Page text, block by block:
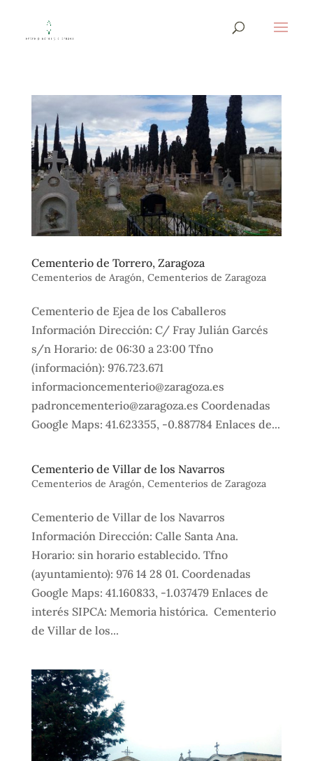
Cementerio de Torrero, Zaragoza
Cementerios de Aragón, Cementerios de Zaragoza
Cementerio de Ejea de los Caballeros
Información Dirección: C/ Fray Julián Garcés
s/n Horario: de 06:30 a 23:00 Tfno
(información): 976.723.671
informacioncementerio@zaragoza.es
padroncementerio@zaragoza.es Coordenadas
Google Maps: 41.623355, -0.887784 Enlaces de...
Cementerio de Villar de los Navarros
Cementerios de Aragón, Cementerios de Zaragoza
Cementerio de Villar de los Navarros
Información Dirección: Calle Santa Ana.
Horario: sin horario establecido. Tfno
(ayuntamiento): 976 14 28 01. Coordenadas
Google Maps: 41.160833, -1.037479 Enlaces de
interés SIPCA: Memoria histórica. Cementerio
de Villar de los...